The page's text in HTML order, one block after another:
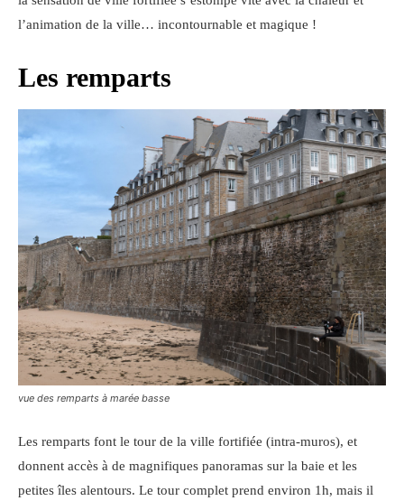
l’animation de la ville… incontournable et magique !
Les remparts
vue des remparts à marée basse
Les remparts font le tour de la ville fortifiée (intra-muros), et
donnent accès à de magnifiques panoramas sur la baie et les
petites îles alentours. Le tour complet prend environ 1h, mais il